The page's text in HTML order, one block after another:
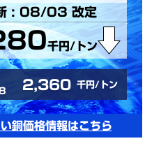
: 08/03 改定
千円/トン
2,360 千円/トン
銅価格情報はこちら